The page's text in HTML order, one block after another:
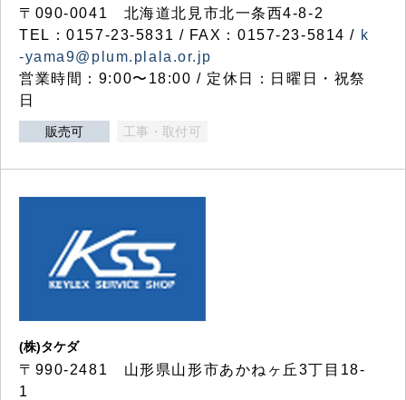
〒090-0041 北海道北見市北一条西4-8-2
TEL：0157-23-5831 / FAX：0157-23-5814 / k
-yama9@plum.plala.or.jp
営業時間：9:00〜18:00 / 定休日：日曜日・祝祭
日
販売可 工事・取付可
(株)タケダ
〒990-2481 山形県山形市あかねヶ丘3丁目18-
1